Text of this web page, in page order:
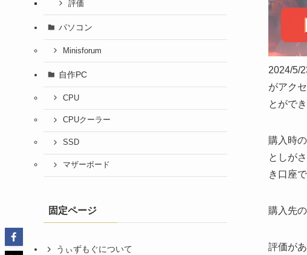
2024/5/
がアク
とがで
購入時
としが
き口座で
購入先
評価が
評価
パソコン
Minisforum
自作PC
CPU
CPUクーラー
SSD
マザーボード
固定ページ
うぃずもぐについて